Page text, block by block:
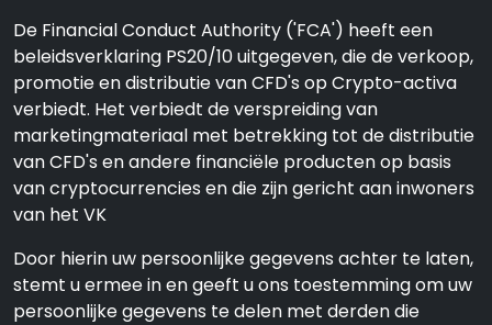
De Financial Conduct Authority ('FCA') heeft een
beleidsverklaring PS20/10 uitgegeven, die de verkoop,
promotie en distributie van CFD's op Crypto-activa
verbiedt. Het verbiedt de verspreiding van
marketingmateriaal met betrekking tot de distributie
van CFD's en andere financiële producten op basis
van cryptocurrencies en die zijn gericht aan inwoners
van het VK
Door hierin uw persoonlijke gegevens achter te laten,
stemt u ermee in en geeft u ons toestemming om uw
persoonlijke gegevens te delen met derden die